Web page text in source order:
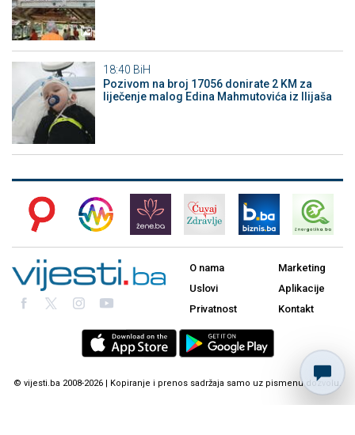
18:40 BiH
Pozivom na broj 17056 donirate 2 KM za
liječenje malog Edina Mahmutovića iz Ilijaša
O nama
Uslovi
Privatnost
Marketing
Aplikacije
Kontakt
© vijesti.ba 2008-2026 | Kopiranje i prenos sadržaja samo uz pismenu dozvolu.